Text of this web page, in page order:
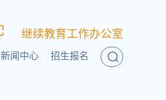
继续教育工作办公室
新闻中心 招生报名